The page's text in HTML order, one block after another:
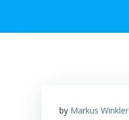
by Markus Winkler